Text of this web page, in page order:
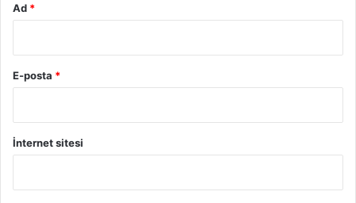
Ad *
E-posta *
İnternet sitesi